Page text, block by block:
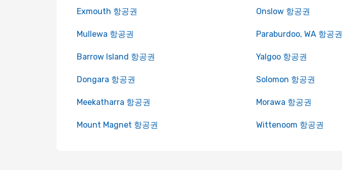
Exmouth 항공권 Onslow 항공권
Mullewa 항공권 Paraburdoo, WA 항공권
Barrow Island 항공권 Yalgoo 항공권
Dongara 항공권 Solomon 항공권
Meekatharra 항공권 Morawa 항공권
Mount Magnet 항공권 Wittenoom 항공권